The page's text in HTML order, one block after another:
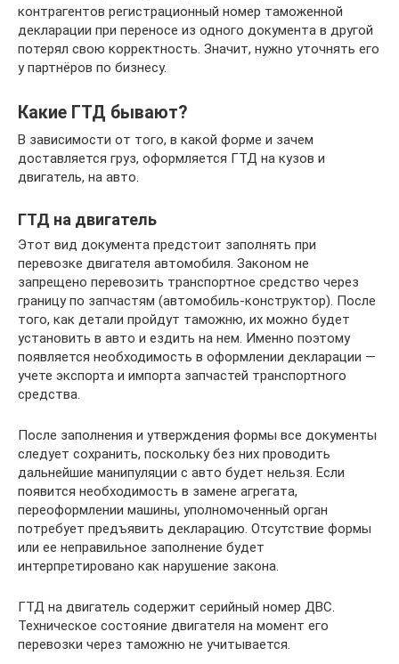
контрагентов регистрационный номер таможенной
декларации при переносе из одного документа в другой
потерял свою корректность. Значит, нужно уточнять его
у партнёров по бизнесу.
Какие ГТД бывают?
В зависимости от того, в какой форме и зачем
доставляется груз, оформляется ГТД на кузов и
двигатель, на авто.
ГТД на двигатель
Этот вид документа предстоит заполнять при
перевозке двигателя автомобиля. Законом не
запрещено перевозить транспортное средство через
границу по запчастям (автомобиль-конструктор). После
того, как детали пройдут таможню, их можно будет
установить в авто и ездить на нем. Именно поэтому
появляется необходимость в оформлении декларации —
учете экспорта и импорта запчастей транспортного
средства.
После заполнения и утверждения формы все документы
следует сохранить, поскольку без них проводить
дальнейшие манипуляции с авто будет нельзя. Если
появится необходимость в замене агрегата,
переоформлении машины, уполномоченный орган
потребует предъявить декларацию. Отсутствие формы
или ее неправильное заполнение будет
интерпретировано как нарушение закона.
ГТД на двигатель содержит серийный номер ДВС.
Техническое состояние двигателя на момент его
перевозки через таможню не учитывается.